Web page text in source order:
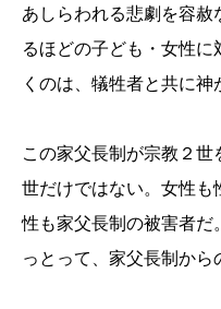
あしらわれる悲劇を容赦
るほどの子ども・女性
くのは、犠牲者と共に神
この家父長制が宗教２世
世だけではない。女性も
性も家父長制の被害者だ
っとって、家父長制から